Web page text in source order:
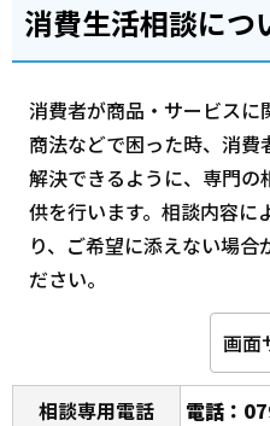
消費生活相談につ
消費者が商品・サービス
商法などで困った時、消
解決できるように、専門
供を行います。相談内容に
り、ご希望に添えない場合
ださい。
画面
相談専用電話
電話：